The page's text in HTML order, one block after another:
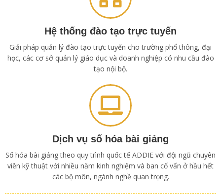
Hệ thống đào tạo trực tuyến
Giải pháp quản lý đào tạo trực tuyến cho trường phổ thông, đại
học, các cơ sở quản lý giáo dục và doanh nghiệp có nhu cầu đào
tạo nội bộ.
Dịch vụ số hóa bài giảng
Số hóa bài giảng theo quy trình quốc tế ADDIE với đội ngũ chuyên
viên kỹ thuật với nhiều năm kinh nghiệm và ban cố vấn ở hầu hết
các bộ môn, ngành nghề quan trọng.